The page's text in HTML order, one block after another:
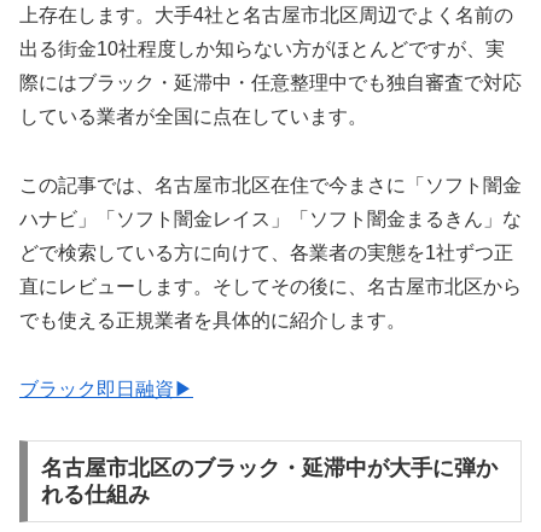
上存在します。大手4社と名古屋市北区周辺でよく名前の
出る街金10社程度しか知らない方がほとんどですが、実
際にはブラック・延滞中・任意整理中でも独自審査で対応
している業者が全国に点在しています。
この記事では、名古屋市北区在住で今まさに「ソフト闇金
ハナビ」「ソフト闇金レイス」「ソフト闇金まるきん」な
どで検索している方に向けて、各業者の実態を1社ずつ正
直にレビューします。そしてその後に、名古屋市北区から
でも使える正規業者を具体的に紹介します。
ブラック即日融資▶
名古屋市北区のブラック・延滞中が大手に弾か
れる仕組み